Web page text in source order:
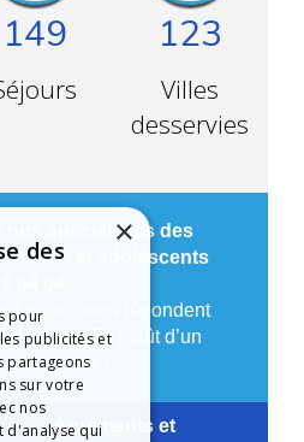
149 123
Villes
desservies
nos spécialistes des
et adolescents
Juniors vous répondent
de 9h à 17h (coût d’un
poste fixe).
Agréments et
×
des
pour
publicités et
partageons
sur votre
nos
d'analyse qui